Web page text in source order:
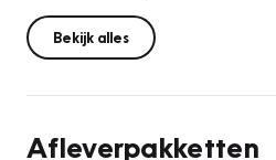
koud, de stoelverwarming
druk op de knop gaat de
18 inch lichtmetalen velgen, LED
zijn aan boord.
Bekijk alles
Afleverpakketten